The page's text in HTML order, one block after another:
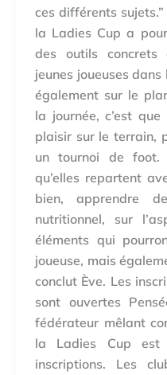
ces différents
la Ladies Cup a
des outils concrets
jeunes joueuses
également sur le
la journée, c’est
plaisir sur le terrain,
un tournoi de foot.
qu’elles repartent
bien, apprendre
nutritionnel, sur
éléments qui
joueuse, mais
conclut Ève. Les
sont ouvertes
fédérateur mêlant
la Ladies Cup est
inscriptions. Les